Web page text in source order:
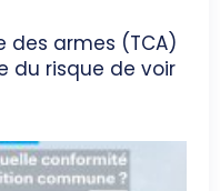
des armes (TCA)
du risque de voir